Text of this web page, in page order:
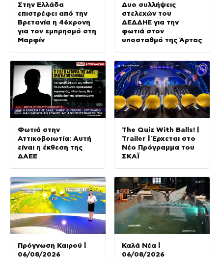
Στην Ελλάδα
επιστρέφει από την
Βρετανία η 46χρονη
για τον εμπρησμό στη
Μαρφίν
Δυο συλλήψεις
στελεχών του
ΔΕΔΔΗΕ για την
φωτιά στον
υποσταθμό της Άρτας
Φωτιά στην
Αττικοβοιωτία: Αυτή
είναι η έκθεση της
ΔΑΕΕ
The Quiz With Balls! |
Trailer | Έρχεται στο
Νέο Πρόγραμμα του
ΣΚΑΪ
Πρόγνωση Καιρού |
06/08/2026
Καλά Νέα |
06/08/2026